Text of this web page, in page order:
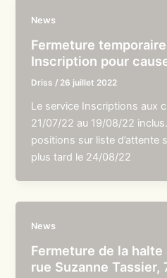
News
Fermeture
Inscription pour
Driss / 26 juillet 2022
Le service Inscriptions aux
21/07/22 au 19/08/22
positions sur liste d’attente
plus tard le 24/08/22
News
Fermeture de la
rue Suzanne Tassier,